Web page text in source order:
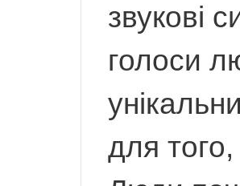
звукові
голоси
для